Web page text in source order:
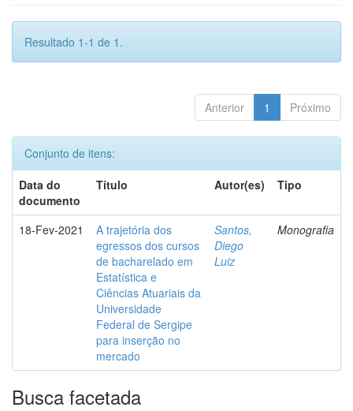
Resultado 1-1 de 1.
Anterior 1 Próximo
Conjunto de itens:
Data do
documento
Título Autor(es) Tipo
18-Fev-2021
A trajetória dos
egressos dos cursos
de bacharelado em
Estatística e
Ciências Atuariais da
Universidade
Federal de Sergipe
para inserção no
mercado
Santos,
Diego
Luiz
Monografia
Busca facetada